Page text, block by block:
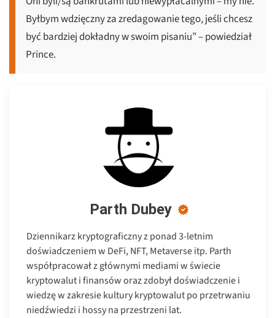
Byłbym wdzięczny za zredagowanie tego, jeśli chcesz
być bardziej dokładny w swoim pisaniu” – powiedział
Prince.
Parth Dubey
Dziennikarz kryptograficzny z ponad 3-letnim
doświadczeniem w DeFi, NFT, Metaverse itp. Parth
współpracował z głównymi mediami w świecie
kryptowalut i finansów oraz zdobył doświadczenie i
wiedzę w zakresie kultury kryptowalut po przetrwaniu
niedźwiedzi i hossy na przestrzeni lat.